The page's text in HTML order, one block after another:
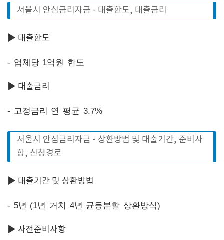
서울시 안심금리자금 - 대출한도, 대출금리
▶ 대출한도
- 업체당 1억원 한도
▶ 대출금리
- 고정금리 연 평균 3.7%
서울시 안심금리자금 - 상환방법 및 대출기간, 준비사
항, 신청경로
▶ 대출기간 및 상환방법
- 5년 (1년 거치 4년 균등분할 상환방식)
▶ 사전준비사항